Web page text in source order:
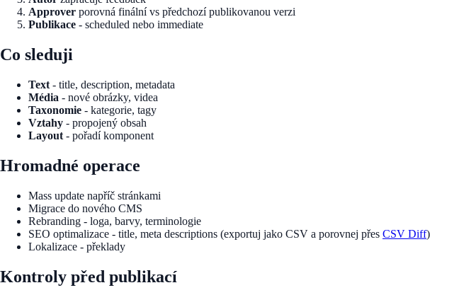
Approver porovná finální vs předchozí publikovanou verzi
Publikace - scheduled nebo immediate
Co sleduji
Text - title, description, metadata
Média - nové obrázky, videa
Taxonomie - kategorie, tagy
Vztahy - propojený obsah
Layout - pořadí komponent
Hromadné operace
Mass update napříč stránkami
Migrace do nového CMS
Rebranding - loga, barvy, terminologie
SEO optimalizace - title, meta descriptions (exportuj jako CSV a porovnej přes CSV Diff)
Lokalizace - překlady
Kontroly před publikací